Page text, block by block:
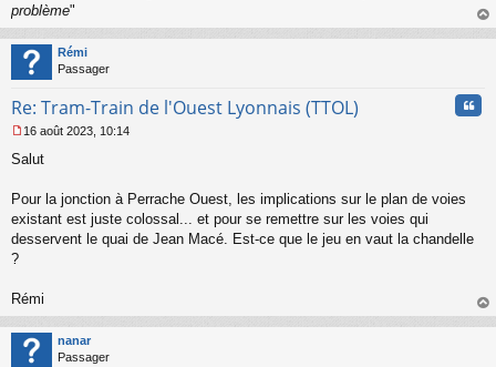
problème"
au
Rémi
Passager
Re: Tram-Train de l'Ouest Lyonnais (TTOL)
e
s
a
g
e
n
u
16 août 2023, 10:14
Salut
Pour la jonction à Perrache Ouest, les implications sur le plan de voies
existant est juste colossal... et pour se remettre sur les voies qui
desservent le quai de Jean Macé. Est-ce que le jeu en vaut la chandelle
?
Rémi
au
nanar
Passager